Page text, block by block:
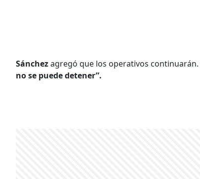
Sánchezagregó que los operativos continuarán.
no se puede detener”.